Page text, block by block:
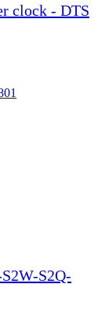
clock - DTS
S2Q-